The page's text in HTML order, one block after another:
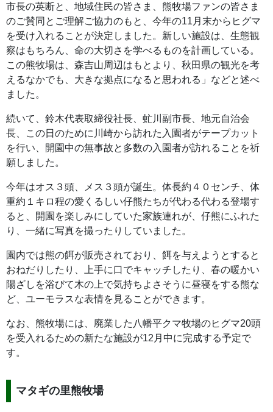
市長の英断と、地域住民の皆さま、熊牧場ファンの皆さま
のご賛同とご理解ご協力のもと、今年の11月末からヒグマ
を受け入れることが決定しました。新しい施設は、生態観
察はもちろん、命の大切さを学べるものを計画している。
この熊牧場は、森吉山周辺はもとより、秋田県の観光を考
えるなかでも、大きな拠点になると思われる」などと述べ
ました。
続いて、鈴木代表取締役社長、虻川副市長、地元自治会
長、この日のために川崎から訪れた入園者がテープカット
を行い、開園中の無事故と多数の入園者が訪れることを祈
願しました。
今年はオス３頭、メス３頭が誕生。体長約４０センチ、体
重約１キロ程の愛くるしい仔熊たちが代わる代わる登場す
ると、開園を楽しみにしていた家族連れが、仔熊にふれた
り、一緒に写真を撮ったりしていました。
園内では熊の餌が販売されており、餌を与えようとすると
おねだりしたり、上手に口でキャッチしたり、春の暖かい
陽ざしを浴びて木の上で気持ちよさそうに昼寝をする熊な
ど、ユーモラスな表情を見ることができます。
なお、熊牧場には、廃業した八幡平クマ牧場のヒグマ20頭
を受入れるための新たな施設が12月中に完成する予定で
す。
マタギの里熊牧場